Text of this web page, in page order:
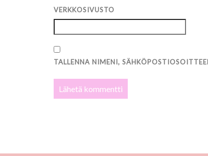
VERKKOSIVUSTO
TALLENNA NIMENI,